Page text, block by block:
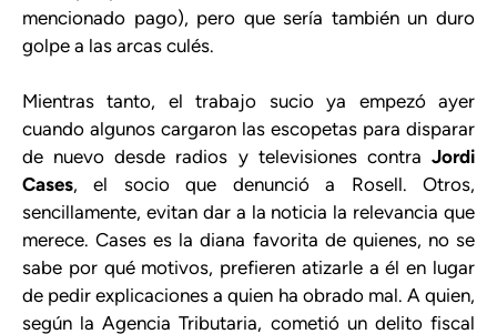
mencionado pago), pero que sería también un duro
golpe a las arcas culés.
Mientras tanto, el trabajo sucio ya empezó ayer
cuando algunos cargaron las escopetas para disparar
de nuevo desde radios y televisiones contra Jordi
Cases, el socio que denunció a Rosell. Otros,
sencillamente, evitan dar a la noticia la relevancia que
merece. Cases es la diana favorita de quienes, no se
sabe por qué motivos, prefieren atizarle a él en lugar
de pedir explicaciones a quien ha obrado mal. A quien,
según la Agencia Tributaria, cometió un delito fiscal